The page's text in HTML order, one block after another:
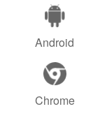
Android
Chrome